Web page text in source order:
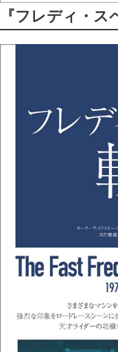
『フレディ・ス